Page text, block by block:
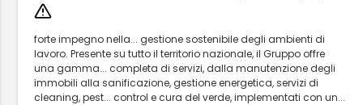
forte impegno nella... gestione sostenibile degli ambienti di
lavoro. Presente su tutto il territorio nazionale, il Gruppo offre
una gamma... completa di servizi, dalla manutenzione degli
immobili alla sanificazione, gestione energetica, servizi di
cleaning, pest... control e cura del verde, implementati con un...